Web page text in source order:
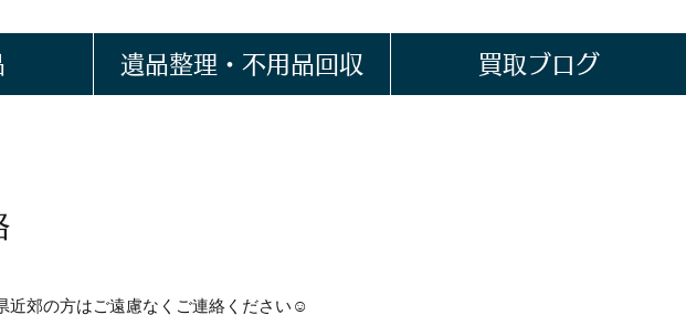
遺品整理・不用品回収 買取ブログ
近郊の方はご遠慮なくご連絡ください☺